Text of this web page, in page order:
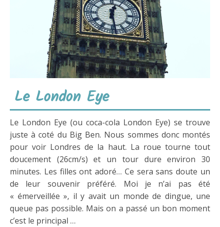
Le London Eye
Le London Eye (ou coca-cola London Eye) se trouve
juste à coté du Big Ben. Nous sommes donc montés
pour voir Londres de la haut. La roue tourne tout
doucement (26cm/s) et un tour dure environ 30
minutes. Les filles ont adoré… Ce sera sans doute un
de leur souvenir préféré. Moi je n’ai pas été
« émerveillée », il y avait un monde de dingue, une
queue pas possible. Mais on a passé un bon moment
c’est le principal …